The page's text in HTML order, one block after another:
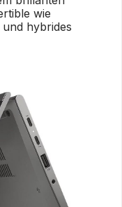
wie
hybrides